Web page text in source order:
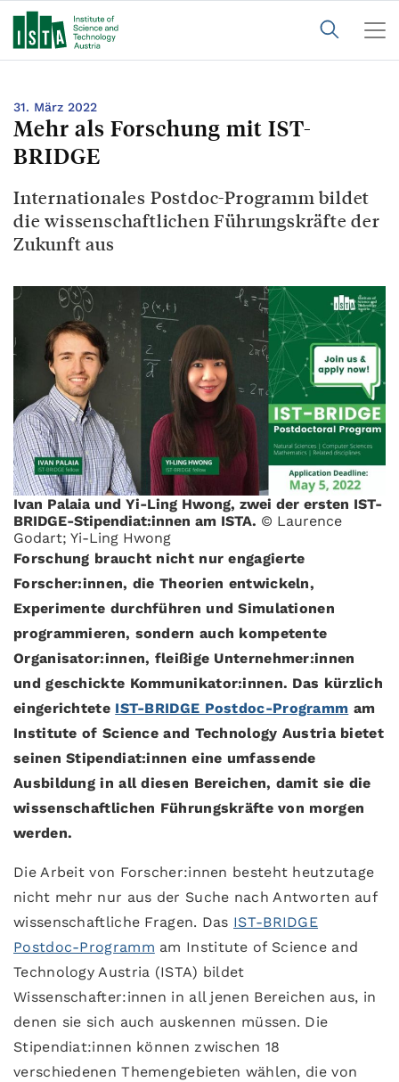
31. März 2022
Mehr als Forschung mit IST-
BRIDGE
Internationales Postdoc-Programm bildet
die wissenschaftlichen Führungskräfte der
Zukunft aus
Ivan Palaia und Yi-Ling Hwong, zwei der ersten IST-
BRIDGE-Stipendiat:innen am ISTA. © Laurence
Godart; Yi-Ling Hwong
Forschung braucht nicht nur engagierte
Forscher:innen, die Theorien entwickeln,
Experimente durchführen und Simulationen
programmieren, sondern auch kompetente
Organisator:innen, fleißige Unternehmer:innen
und geschickte Kommunikator:innen. Das kürzlich
eingerichtete IST-BRIDGE Postdoc-Programm am
Institute of Science and Technology Austria bietet
seinen Stipendiat:innen eine umfassende
Ausbildung in all diesen Bereichen, damit sie die
wissenschaftlichen Führungskräfte von morgen
werden.
Die Arbeit von Forscher:innen besteht heutzutage
nicht mehr nur aus der Suche nach Antworten auf
wissenschaftliche Fragen. Das IST-BRIDGE
Postdoc-Programm am Institute of Science and
Technology Austria (ISTA) bildet
Wissenschafter:innen in all jenen Bereichen aus, in
denen sie sich auch auskennen müssen. Die
Stipendiat:innen können zwischen 18
verschiedenen Themengebieten wählen, die von